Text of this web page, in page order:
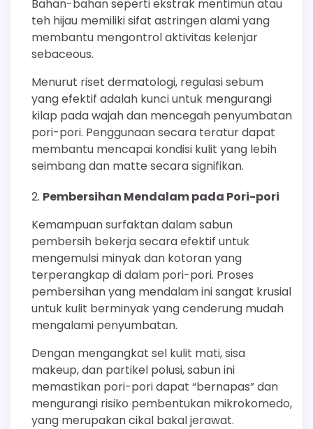
Bahan-bahan seperti ekstrak mentimun atau
teh hijau memiliki sifat astringen alami yang
membantu mengontrol aktivitas kelenjar
sebaceous.
Menurut riset dermatologi, regulasi sebum
yang efektif adalah kunci untuk mengurangi
kilap pada wajah dan mencegah penyumbatan
pori-pori. Penggunaan secara teratur dapat
membantu mencapai kondisi kulit yang lebih
seimbang dan matte secara signifikan.
Pembersihan Mendalam pada Pori-pori
Kemampuan surfaktan dalam sabun
pembersih bekerja secara efektif untuk
mengemulsi minyak dan kotoran yang
terperangkap di dalam pori-pori. Proses
pembersihan yang mendalam ini sangat krusial
untuk kulit berminyak yang cenderung mudah
mengalami penyumbatan.
Dengan mengangkat sel kulit mati, sisa
makeup, dan partikel polusi, sabun ini
memastikan pori-pori dapat “bernapas” dan
mengurangi risiko pembentukan mikrokomedo,
yang merupakan cikal bakal jerawat.